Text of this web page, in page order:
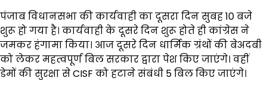
पंजाब विधानसभा की कार्यवाही का दूसरा दिन सुबह 10 बजे
शुरू हो गया है। कार्यवाही के दूसरे दिन शुरू होते ही कांग्रेस ने
जमकर हंगामा किया। आज दूसरे दिन धार्मिक ग्रंथों की बेअदबी
को लेकर महत्वपूर्ण बिल सरकार द्वारा पेश किए जाएंगे। वहीं
डेमों की सुरक्षा से CISF को हटाने संबंधी 5 बिल किए जाएंगे।